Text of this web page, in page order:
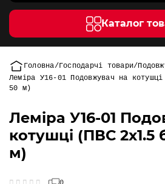
Каталог
Головна Господарчі товари
Леміра У16-01 Подовжувач на
50 м)
Леміра У16-01
котушці (ПВС 2х1.5
м)